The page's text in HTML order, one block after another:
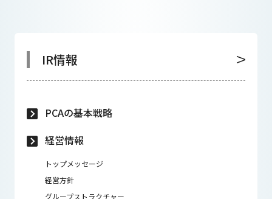
IR情報
PCAの基本戦略
経営情報
トップメッセージ
経営方針
グループストラクチャー